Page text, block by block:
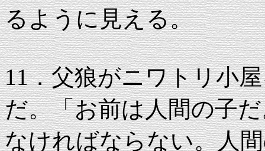
るように見える。
11．父狼がニワトリ小
だ。「お前は人間の子
なければならない。人